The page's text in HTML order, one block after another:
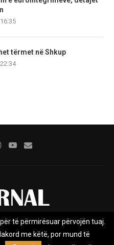
tërmet në Shkup
Marketing
Policy
të përmirësuar përvojën tuaj.
me këtë, por mund të